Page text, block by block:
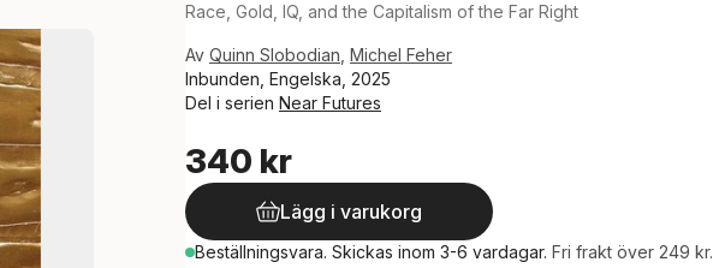
Race, Gold, IQ, and the Capitalism of the Far Right
Av Quinn Slobodian Michel Feher
Inbunden, Engelska, 2025
Del i serien Near Futures
340 kr
Lägg i varukorg
Beställningsvara. Skickas inom 3-6 vardagar. Fri frakt över 249 kr.